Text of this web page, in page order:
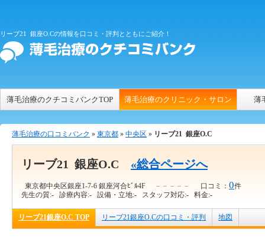
リーブ21 銀座O.Cの情報を口コミ・評判とともにご紹介！
薄毛治療のクチコミバンクTOP 薄毛治療のクリニック・サロン 薄
薄毛治療の口コミバンク » 東京都 » 中央区 » リーブ21 銀座O.C
リーブ21 銀座O.C «総合ページへ
東京都中央区銀座1-7-6 銀座河合ﾋﾞﾙ4F －－－－－ 口コミ： 0件
先生の質:- 診療内容:- 設備・立地:- スタッフ対応:- 料金:-
リーブ21銀座O.C TOP リーブ21銀座O.Cの口コミ・評判 地図